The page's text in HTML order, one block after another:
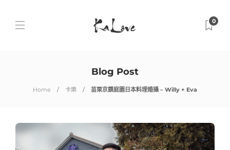
0
Blog Post
Home 卡樂 苗栗京饌庭園日本料理婚攝 – Willy + Eva